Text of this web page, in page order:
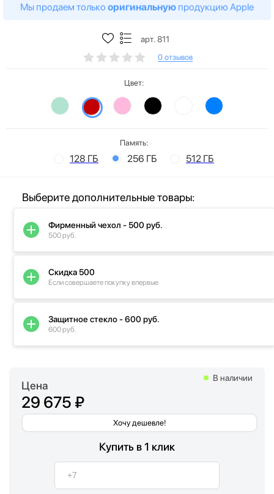
Мы продаем только оригинальную продукцию Apple
арт. 811
0 отзывов
Цвет:
Память:
128 ГБ 256 ГБ 512 ГБ
Цена
29 675 ₽
Хочу дешевле!
В наличии
Купить в 1 клик
Выберите дополнительные товары:
Фирменный чехол - 500 руб.
500 руб.
Скидка 500
Если совершаете покупку впервые
Защитное стекло - 600 руб.
600 руб.